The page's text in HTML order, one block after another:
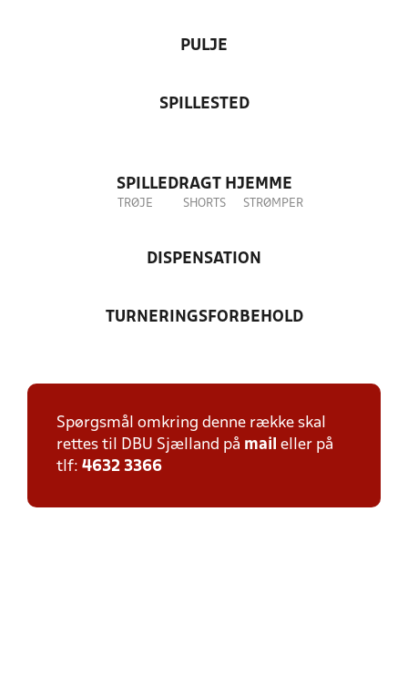
PULJE
SPILLESTED
SPILLEDRAGT HJEMME
TRØJE SHORTS STRØMPER
DISPENSATION
TURNERINGSFORBEHOLD
Spørgsmål omkring denne række skal
rettes til DBU Sjælland på mail eller på
tlf: 4632 3366